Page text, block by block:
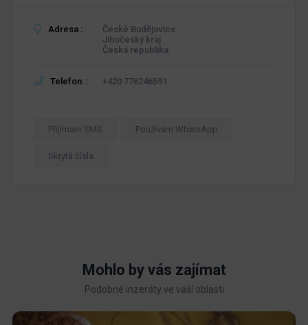
Adresa :
České Budějovice
Jihočeský kraj
Česká republika
Telefon: : +420 776246591
Přijímám SMS Používám WhatsApp
Skrytá čísla
Mohlo by vás zajímat
Podobné inzeráty ve vaší oblasti